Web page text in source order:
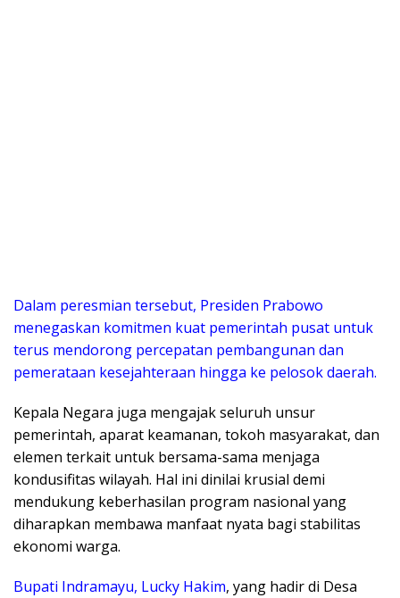
​Dalam peresmian tersebut, Presiden Prabowo
menegaskan komitmen kuat pemerintah pusat untuk
terus mendorong percepatan pembangunan dan
pemerataan kesejahteraan hingga ke pelosok daerah.
Kepala Negara juga mengajak seluruh unsur
pemerintah, aparat keamanan, tokoh masyarakat, dan
elemen terkait untuk bersama-sama menjaga
kondusifitas wilayah. Hal ini dinilai krusial demi
mendukung keberhasilan program nasional yang
diharapkan membawa manfaat nyata bagi stabilitas
ekonomi warga.
​Bupati Indramayu, Lucky Hakim, yang hadir di Desa